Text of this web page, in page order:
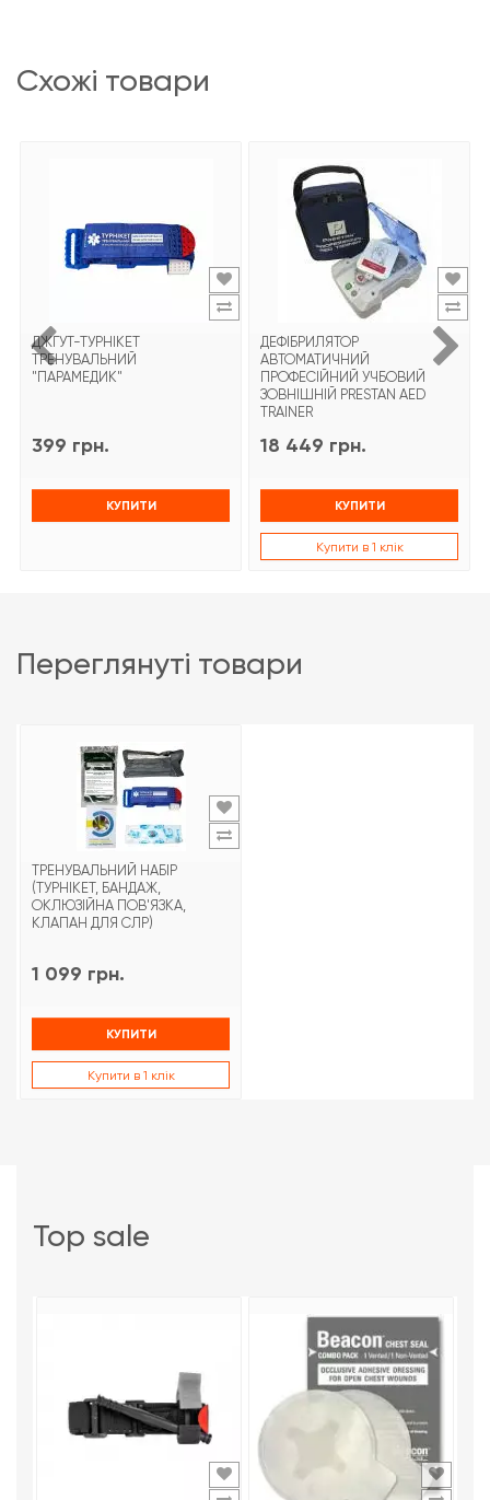
схожі товари
ДЖГУТ-ТУРНІКЕТ
ТРЕНУВАЛЬНИЙ
"ПАРАМЕДИК"
399 грн.
КУПИТИ
ДЕФІБРИЛЯТОР
АВТОМАТИЧНИЙ
ПРОФЕСІЙНИЙ УЧБОВИЙ
ЗОВНІШНІЙ PRESTAN AED
TRAINER
18 449 грн.
КУПИТИ
Купити в 1 клік
переглянуті товари
ТРЕНУВАЛЬНИЙ НАБІР
(ТУРНІКЕТ, БАНДАЖ,
ОКЛЮЗІЙНА ПОВ'ЯЗКА,
КЛАПАН ДЛЯ СЛР)
1 099 грн.
КУПИТИ
Купити в 1 клік
top sale